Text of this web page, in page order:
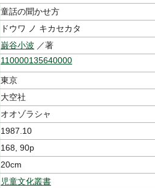
童話の聞かせ方
ドウワ ノ キカセカタ
巌谷小波 ／著
110000135640000
東京
大空社
オオゾラシャ
1987.10
168, 90p
20cm
児童文化叢書